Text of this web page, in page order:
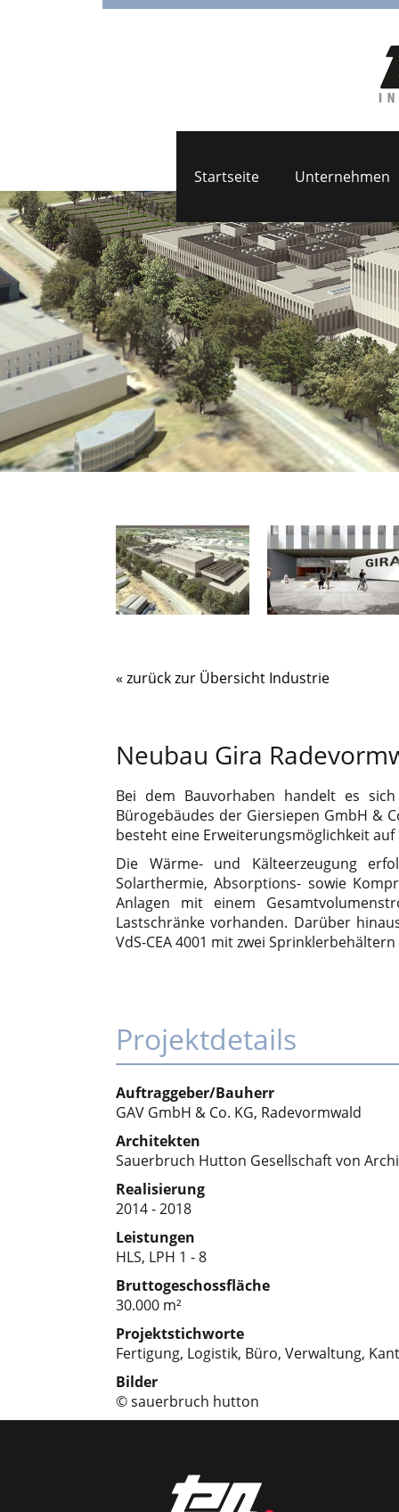
Startseite Unternehmen
« zurück zur Übersicht Industrie
Neubau Gira
Bei dem Bauvorhaben handelt es
Bürogebäudes der Giersiepen GmbH &
besteht eine Erweiterungsmöglichkeit auf
Die Wärme- und Kälteerzeugung
Solarthermie, Absorptions- sowie
Anlagen mit einem
Lastschränke vorhanden. Darüber
VdS-CEA 4001 mit zwei Sprinklerbehältern
Projektdetails
Auftraggeber/Bauherr
GAV GmbH & Co. KG, Radevormwald
Architekten
Sauerbruch Hutton Gesellschaft von
Realisierung
2014 - 2018
Leistungen
HLS, LPH 1 - 8
Bruttogeschossfläche
30.000 m²
Projektstichworte
Fertigung, Logistik, Büro, Verwaltung,
Bilder
© sauerbruch hutton